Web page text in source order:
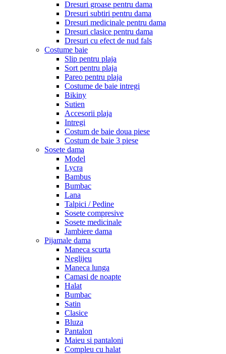
Dresuri groase pentru dama
Dresuri subtiri pentru dama
Dresuri medicinale pentru dama
Dresuri clasice pentru dama
Dresuri cu efect de nud fals
Costume baie
Slip pentru plaja
Sort pentru plaja
Pareo pentru plaja
Costume de baie intregi
Bikiny
Sutien
Accesorii plaja
Intregi
Costum de baie doua piese
Costum de baie 3 piese
Sosete dama
Model
Lycra
Bambus
Bumbac
Lana
Talpici / Pedine
Sosete compresive
Sosete medicinale
Jambiere dama
Pijamale dama
Maneca scurta
Neglijeu
Maneca lunga
Camasi de noapte
Halat
Bumbac
Satin
Clasice
Bluza
Pantalon
Maieu si pantaloni
Compleu cu halat